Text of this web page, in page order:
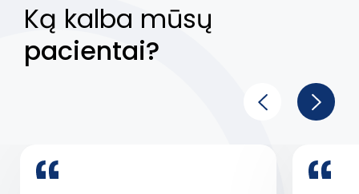
Ką kalba mūsų
pacientai?